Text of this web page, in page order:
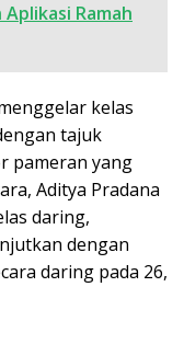
Ramah
kelas
tajuk
pameran yang
Aditya Pradana
daring,
dengan
daring pada 26,